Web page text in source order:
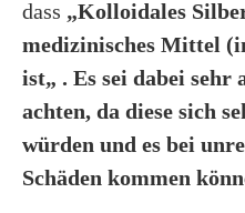
dass „Kolloidales
medizinisches Mittel
ist„ . Es sei dabei
achten, da diese sich
würden und es bei
Schäden kommen